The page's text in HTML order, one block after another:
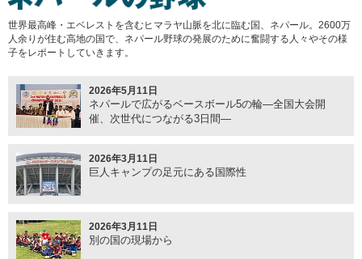
世界最高峰・エベレストを含むヒマラヤ山脈を北に臨む国、ネパール。2600万
人余りが住む高地の国で、ネパール野球の発展のために奮闘する人々やその様
子をレポートしていきます。
2026年5月11日
ネパールで広がるベースボール5の輪―全国大会開
催、次世代につながる3日間―
2026年3月11日
巨人キャンプの足元にある国際性
2026年3月11日
別の国の現場から